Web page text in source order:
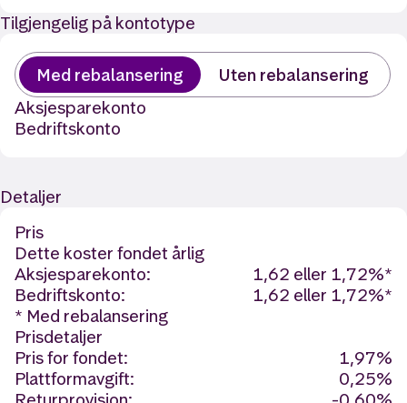
Tilgjengelig på kontotype
Med rebalansering
Uten rebalansering
Aksjesparekonto
Bedriftskonto
Detaljer
Pris
Dette koster fondet årlig
Aksjesparekonto:
1,62 eller 1,72%*
Bedriftskonto:
1,62 eller 1,72%*
* Med rebalansering
Prisdetaljer
Pris for fondet:
1,97%
Plattformavgift:
0,25%